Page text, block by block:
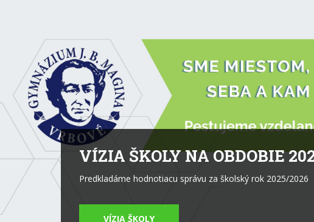
DOFE
Predkladáme hodnotiacu správu za školský rok 2025/2026